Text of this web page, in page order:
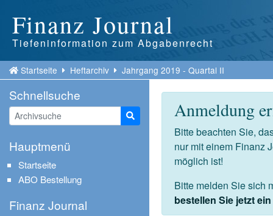
Finanz Journal
Tiefeninformation zum Abgabenrecht
Startseite Heftarchiv Jahrgang 2019 - Quartal II
Anmeldung
Bitte beachten Sie,
nur mit einem Finanz
möglich ist!
Bitte melden Sie sich
bestellen Sie jetzt
Schnellsuche
Suche starten
Hauptmenü
Startseite
ABO Bestellung
Finanz Journal